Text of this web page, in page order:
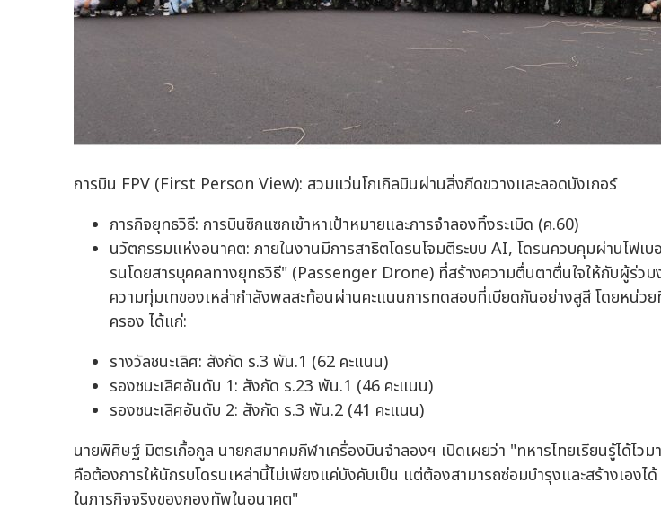
การบิน FPV (First Person View): สวมแว่นโกเกิลบินผ่านสิ่งกีดขวางและลอดบังเกอร์
ภารกิจยุทธวิธี: การบินซิกแซกเข้าหาเป้าหมายและการจำลองทิ้งระเบิด (ค.60)
นวัตกรรมแห่งอนาคต: ภายในงานมีการสาธิตโดรนโจมตีระบบ AI, โดรนควบคุมผ่านไฟเ
รนโดยสารบุคคลทางยุทธวิธี" (Passenger Drone) ที่สร้างความตื่นตาตื่นใจให้กับผู้ร่ว
ความทุ่มเทของเหล่ากำลังพลสะท้อนผ่านคะแนนการทดสอบที่เบียดกันอย่างสูสี โดยหน่วย
ครอง ได้แก่:
รางวัลชนะเลิศ: สังกัด ร.3 พัน.1 (62 คะแนน)
รองชนะเลิศอันดับ 1: สังกัด ร.23 พัน.1 (46 คะแนน)
รองชนะเลิศอันดับ 2: สังกัด ร.3 พัน.2 (41 คะแนน)
นายพิศิษฐ์ มิตรเกื้อกูล นายกสมาคมกีฬาเครื่องบินจำลองฯ เปิดเผยว่า "ทหารไทยเรียนรู้ได้ไว
คือต้องการให้นักรบโดรนเหล่านี้ไม่เพียงแค่บังคับเป็น แต่ต้องสามารถซ่อมบำรุงและสร้างเองไ
ในภารกิจจริงของกองทัพในอนาคต"